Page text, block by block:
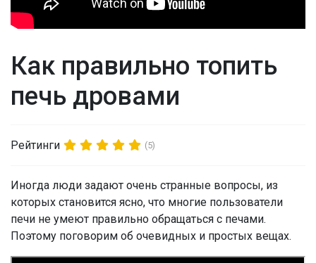
Как правильно топить
печь дровами
Рейтинги (5)
Иногда люди задают очень странные вопросы, из
которых становится ясно, что многие пользователи
печи не умеют правильно обращаться с печами.
Поэтому поговорим об очевидных и простых вещах.